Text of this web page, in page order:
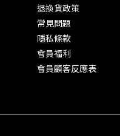
退換貨政策
常見問題
隱私條款
會員福利
會員顧客反應表